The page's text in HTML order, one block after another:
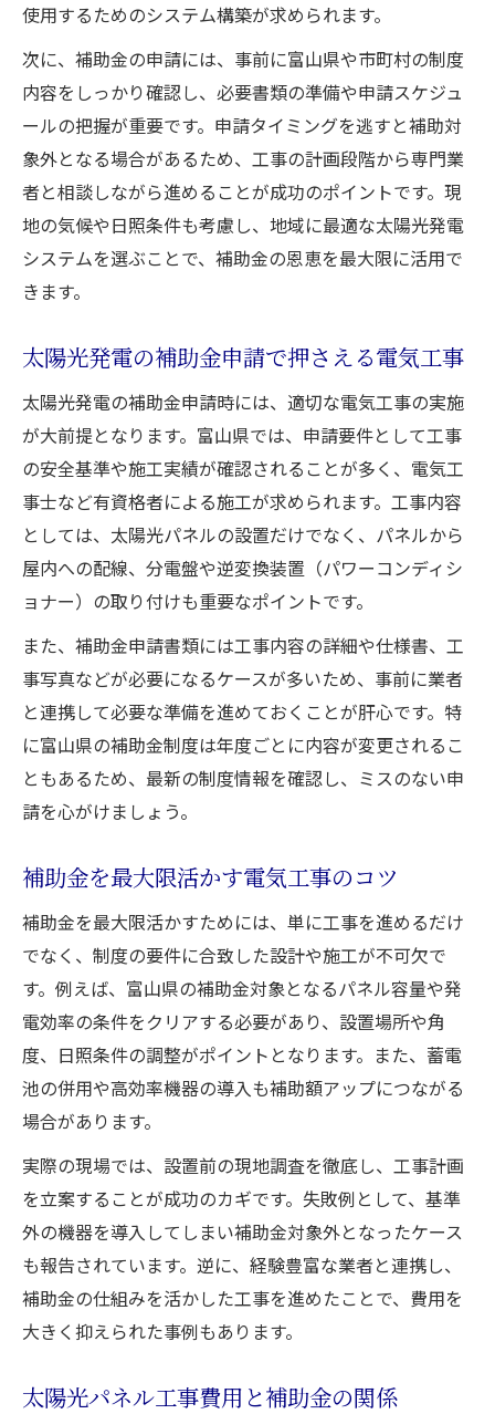
使用するためのシステム構築が求められます。
次に、補助金の申請には、事前に富山県や市町村の制度
内容をしっかり確認し、必要書類の準備や申請スケジュ
ールの把握が重要です。申請タイミングを逃すと補助対
象外となる場合があるため、工事の計画段階から専門業
者と相談しながら進めることが成功のポイントです。現
地の気候や日照条件も考慮し、地域に最適な太陽光発電
システムを選ぶことで、補助金の恩恵を最大限に活用で
きます。
太陽光発電の補助金申請で押さえる電気工事
太陽光発電の補助金申請時には、適切な電気工事の実施
が大前提となります。富山県では、申請要件として工事
の安全基準や施工実績が確認されることが多く、電気工
事士など有資格者による施工が求められます。工事内容
としては、太陽光パネルの設置だけでなく、パネルから
屋内への配線、分電盤や逆変換装置（パワーコンディシ
ョナー）の取り付けも重要なポイントです。
また、補助金申請書類には工事内容の詳細や仕様書、工
事写真などが必要になるケースが多いため、事前に業者
と連携して必要な準備を進めておくことが肝心です。特
に富山県の補助金制度は年度ごとに内容が変更されるこ
ともあるため、最新の制度情報を確認し、ミスのない申
請を心がけましょう。
補助金を最大限活かす電気工事のコツ
補助金を最大限活かすためには、単に工事を進めるだけ
でなく、制度の要件に合致した設計や施工が不可欠で
す。例えば、富山県の補助金対象となるパネル容量や発
電効率の条件をクリアする必要があり、設置場所や角
度、日照条件の調整がポイントとなります。また、蓄電
池の併用や高効率機器の導入も補助額アップにつながる
場合があります。
実際の現場では、設置前の現地調査を徹底し、工事計画
を立案することが成功のカギです。失敗例として、基準
外の機器を導入してしまい補助金対象外となったケース
も報告されています。逆に、経験豊富な業者と連携し、
補助金の仕組みを活かした工事を進めたことで、費用を
大きく抑えられた事例もあります。
太陽光パネル工事費用と補助金の関係